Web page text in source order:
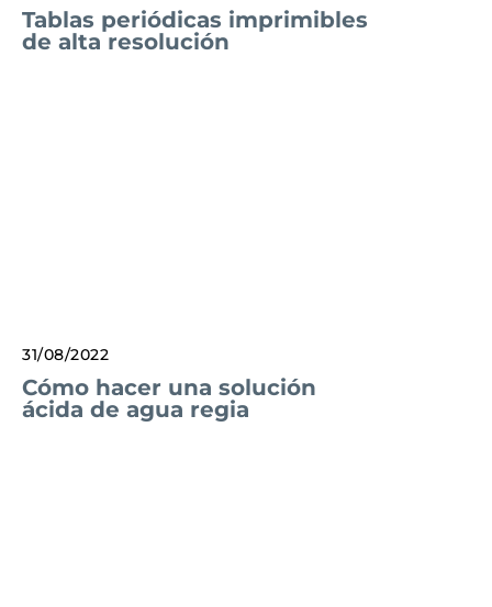
Tablas periódicas imprimibles
de alta resolución
31/08/2022
Cómo hacer una solución
ácida de agua regia